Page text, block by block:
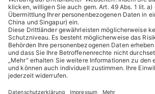
HUGO BOSS Corporate